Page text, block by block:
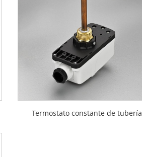
Termostato constante de tubería